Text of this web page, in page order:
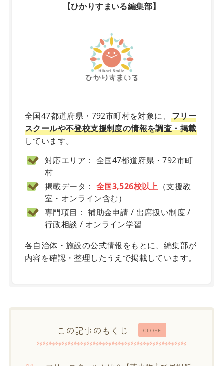
【ひかりすまいる編集部】
全国47都道府県・792市町村を対象に、 フリー
スクールや不登校支援制度の情報を調査・掲載
しています。
対応エリア： 全国47都道府県・792市町
村
掲載データ： 全国3,526校以上 （支援教
室・オンライン含む）
専門項目： 補助金申請 / 出席扱い制度 /
行政相談 / オンライン学習
各自治体・施設の公式情報をもとに、編集部が
内容を確認・整理したうえで掲載しています。
CLOSE
この記事のもくじ